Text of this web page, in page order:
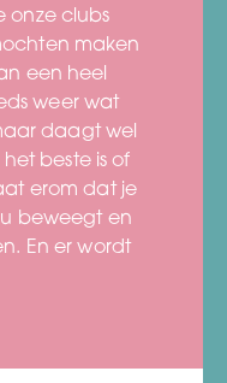
onze clubs
maken
een heel
weer wat
daagt wel
beste is of
erom dat je
beweegt en
En er wordt